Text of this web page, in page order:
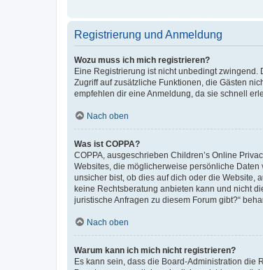
Registrierung und Anmeldung
Wozu muss ich mich registrieren?
Eine Registrierung ist nicht unbedingt zwingend.
Zugriff auf zusätzliche Funktionen, die Gästen
empfehlen dir eine Anmeldung, da sie schnell
Nach oben
Was ist COPPA?
COPPA, ausgeschrieben Children’s Online
Websites, die möglicherweise persönliche
unsicher bist, ob dies auf dich oder die Website,
keine Rechtsberatung anbieten kann und nicht
juristische Anfragen zu diesem Forum gibt?“
Nach oben
Warum kann ich mich nicht registrieren?
Es kann sein, dass die Board-Administration die